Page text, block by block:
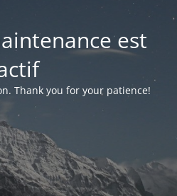
est
Thank you for your patience!